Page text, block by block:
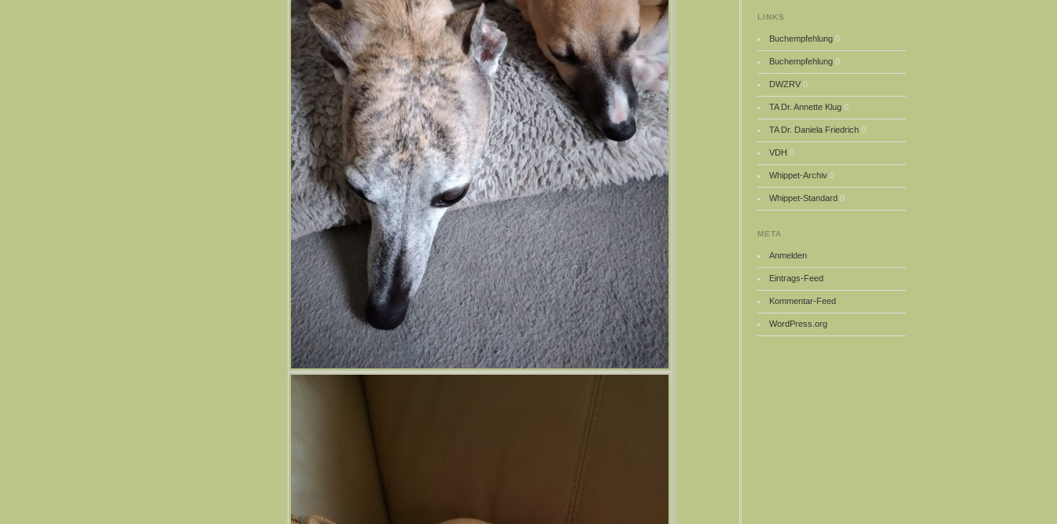
LINKS
Buchempfehlung0
Buchempfehlung0
DWZRV0
TA Dr. Annette Klug0
TA Dr. Daniela Friedrich0
VDH 0
Whippet-Archiv0
Whippet-Standard0
META
Anmelden
Eintrags-Feed
Kommentar-Feed
WordPress.org